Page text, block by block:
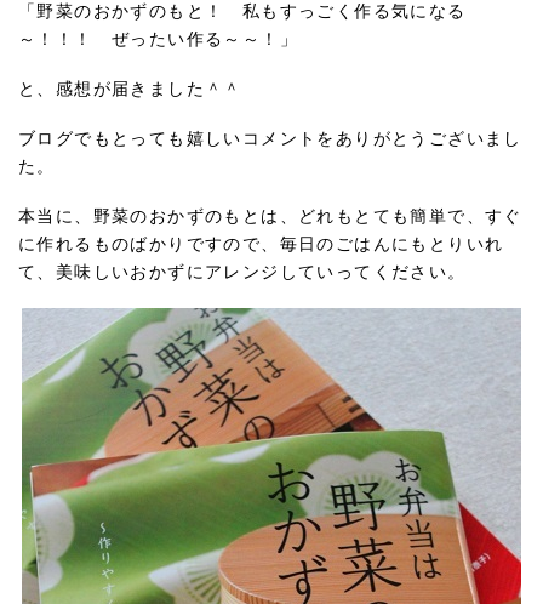
「野菜のおかずのもと！ 私もすっごく作る気になる
～！！！ ぜったい作る～～！」
と、感想が届きました＾＾
ブログでもとっても嬉しいコメントをありがとうございまし
た。
本当に、野菜のおかずのもとは、どれもとても簡単で、すぐ
に作れるものばかりですので、毎日のごはんにもとりいれ
て、美味しいおかずにアレンジしていってください。